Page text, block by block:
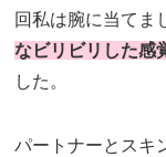
回私は腕に当てま
なビリビリした感
した。
パートナーとスキ